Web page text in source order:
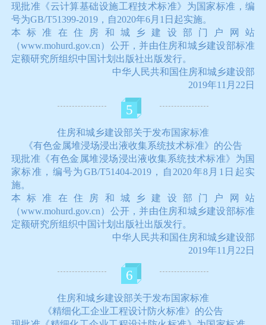
现批准《云计算基础设施工程技术标准》为国家标准，编
号为GB/T51399-2019，自2020年6月1日起实施。
本标准在住房和城乡建设部门户网站
（www.mohurd.gov.cn）公开，并由住房和城乡建设部标准
定额研究所组织中国计划出版社出版发行。
中华人民共和国住房和城乡建设部
2019年11月22日
5
住房和城乡建设部关于发布国家标准
《有色金属堆浸场浸出液收集系统技术标准》的公告
现批准《有色金属堆浸场浸出液收集系统技术标准》为国
家标准，编号为GB/T51404-2019，自2020年8月1日起实
施。
本标准在住房和城乡建设部门户网站
（www.mohurd.gov.cn）公开，并由住房和城乡建设部标准
定额研究所组织中国计划出版社出版发行。
中华人民共和国住房和城乡建设部
2019年11月22日
6
住房和城乡建设部关于发布国家标准
《精细化工企业工程设计防火标准》的公告